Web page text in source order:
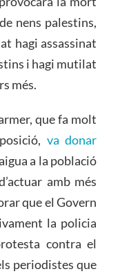
nens palestins,
hagi assassinat
i hagi mutilat
més.
que fa molt
va donar
a la població
amb més
que el Govern
la policia
contra el
periodistes que